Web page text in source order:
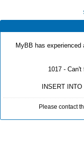
MyBB has experienced
1017 -
INSERT
Please contact